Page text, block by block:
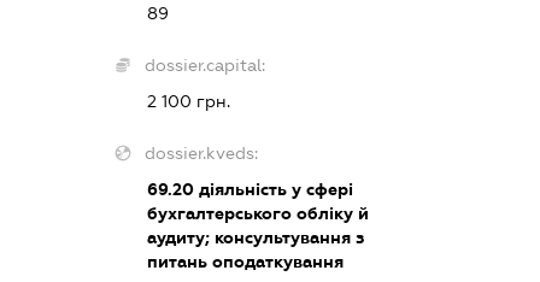
89
dossier.capital:
2 100 грн.
dossier.kveds:
69.20 діяльність у сфері
бухгалтерського обліку й
аудиту; консультування з
питань оподаткування